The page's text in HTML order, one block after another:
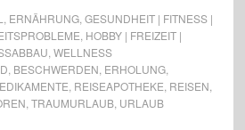
ERNÄHRUNG, GESUNDHEIT | FITNESS |
HOBBY | FREIZEIT |
WELLNESS
BESCHWERDEN ERHOLUNG,
REISEAPOTHEKE REISEN
TRAUMURLAUB, URLAUB